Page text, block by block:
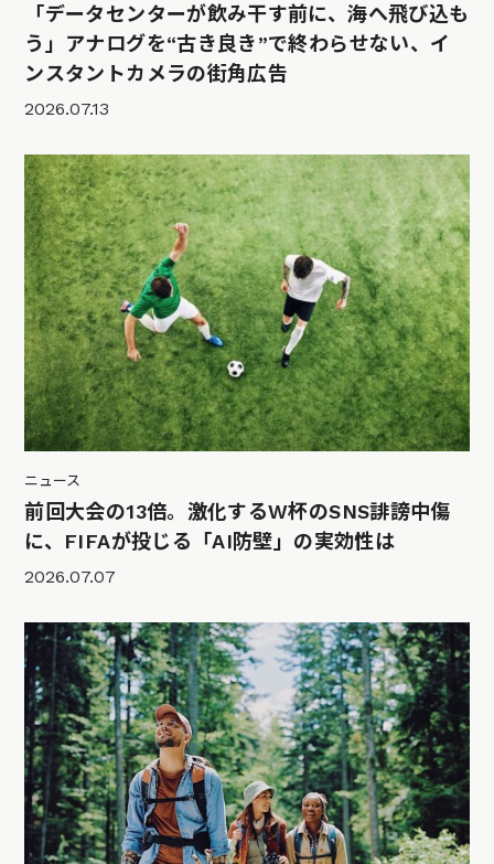
「データセンターが飲み干す前に、海へ飛び込も
う」アナログを“古き良き”で終わらせない、イ
ンスタントカメラの街角広告
2026.07.13
ニュース
前回大会の13倍。激化するW杯のSNS誹謗中傷
に、FIFAが投じる「AI防壁」の実効性は
2026.07.07